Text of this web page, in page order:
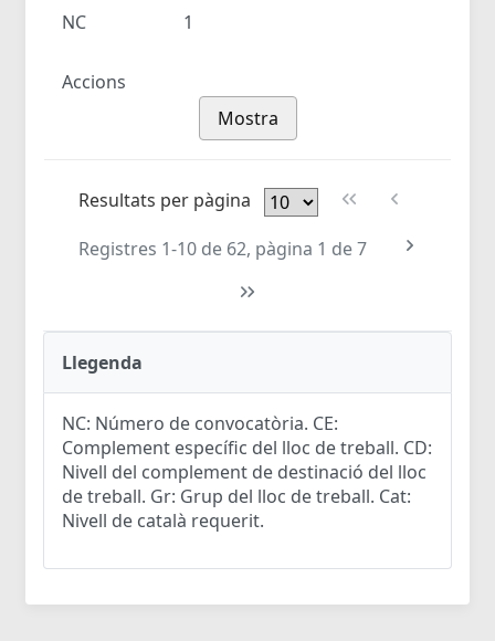
NC 1
Accions
Mostra
Resultats per pàgina
Registres 1-10 de 62, pàgina 1 de 7
Llegenda
NC: Número de convocatòria. CE:
Complement específic del lloc de treball. CD:
Nivell del complement de destinació del lloc
de treball. Gr: Grup del lloc de treball. Cat:
Nivell de català requerit.